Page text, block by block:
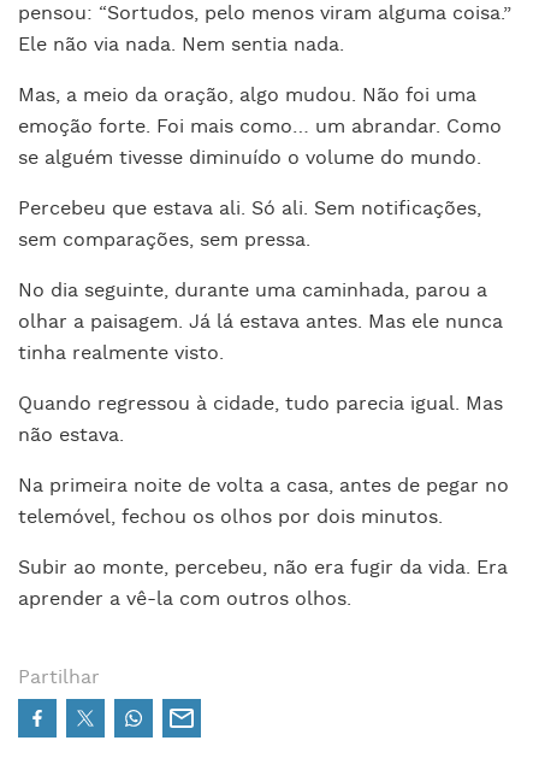
pensou: “Sortudos, pelo menos viram alguma coisa.”
Ele não via nada. Nem sentia nada.
Mas, a meio da oração, algo mudou. Não foi uma
emoção forte. Foi mais como… um abrandar. Como
se alguém tivesse diminuído o volume do mundo.
Percebeu que estava ali. Só ali. Sem notificações,
sem comparações, sem pressa.
No dia seguinte, durante uma caminhada, parou a
olhar a paisagem. Já lá estava antes. Mas ele nunca
tinha realmente visto.
Quando regressou à cidade, tudo parecia igual. Mas
não estava.
Na primeira noite de volta a casa, antes de pegar no
telemóvel, fechou os olhos por dois minutos.
Subir ao monte, percebeu, não era fugir da vida. Era
aprender a vê-la com outros olhos.
Partilhar